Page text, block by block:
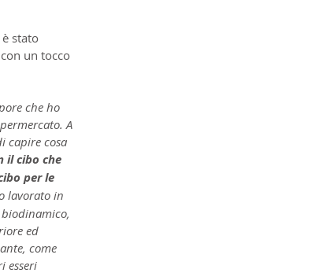
stato
un tocco
che ho
A
capire cosa
il cibo che
per le
lavorato in
ed
come
esseri